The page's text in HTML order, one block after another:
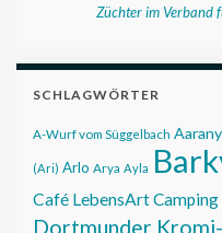
Züchter im Verband
SCHLAGWÖRTER
A-Wurf vom Süggelbach Aarany
(Ari) Arlo Arya Ayla
Café LebensArtCamping
Dortmunder